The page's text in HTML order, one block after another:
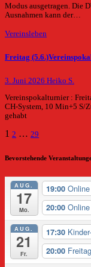
Modus ausgetragen. Die
Ausnahmen kann der…
Vereinsleben
Freitag
3. Juni 2026 Heiko S.
Vereinspokalturnier :
CH-System, 10 Min+5 S/
gehabt
der
1 2 … 29
Bevorstehende
AUG.
17
Mo.
19:00
20:00
AUG.
21
Fr.
17:30
20:00